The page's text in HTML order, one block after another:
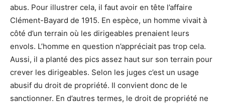
abus. Pour illustrer cela, il faut avoir en tête l’affaire
Clément-Bayard de 1915. En espèce, un homme vivait à
côté d’un terrain où les dirigeables prenaient leurs
envols. L’homme en question n’appréciait pas trop cela.
Aussi, il a planté des pics assez haut sur son terrain pour
crever les dirigeables. Selon les juges c’est un usage
abusif du droit de propriété. Il convient donc de le
sanctionner. En d’autres termes, le droit de propriété ne